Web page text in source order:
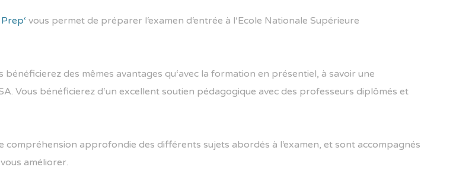
Prep‘ vous permet de préparer l‘examen d‘entrée à l‘Ecole Nationale Supérieure
bénéficierez des mêmes avantages qu‘avec la formation en présentiel, à savoir une
. Vous bénéficierez d‘un excellent soutien pédagogique avec des professeurs diplômés et
compréhension approfondie des différents sujets abordés à l‘examen, et sont accompagnés
vous améliorer.